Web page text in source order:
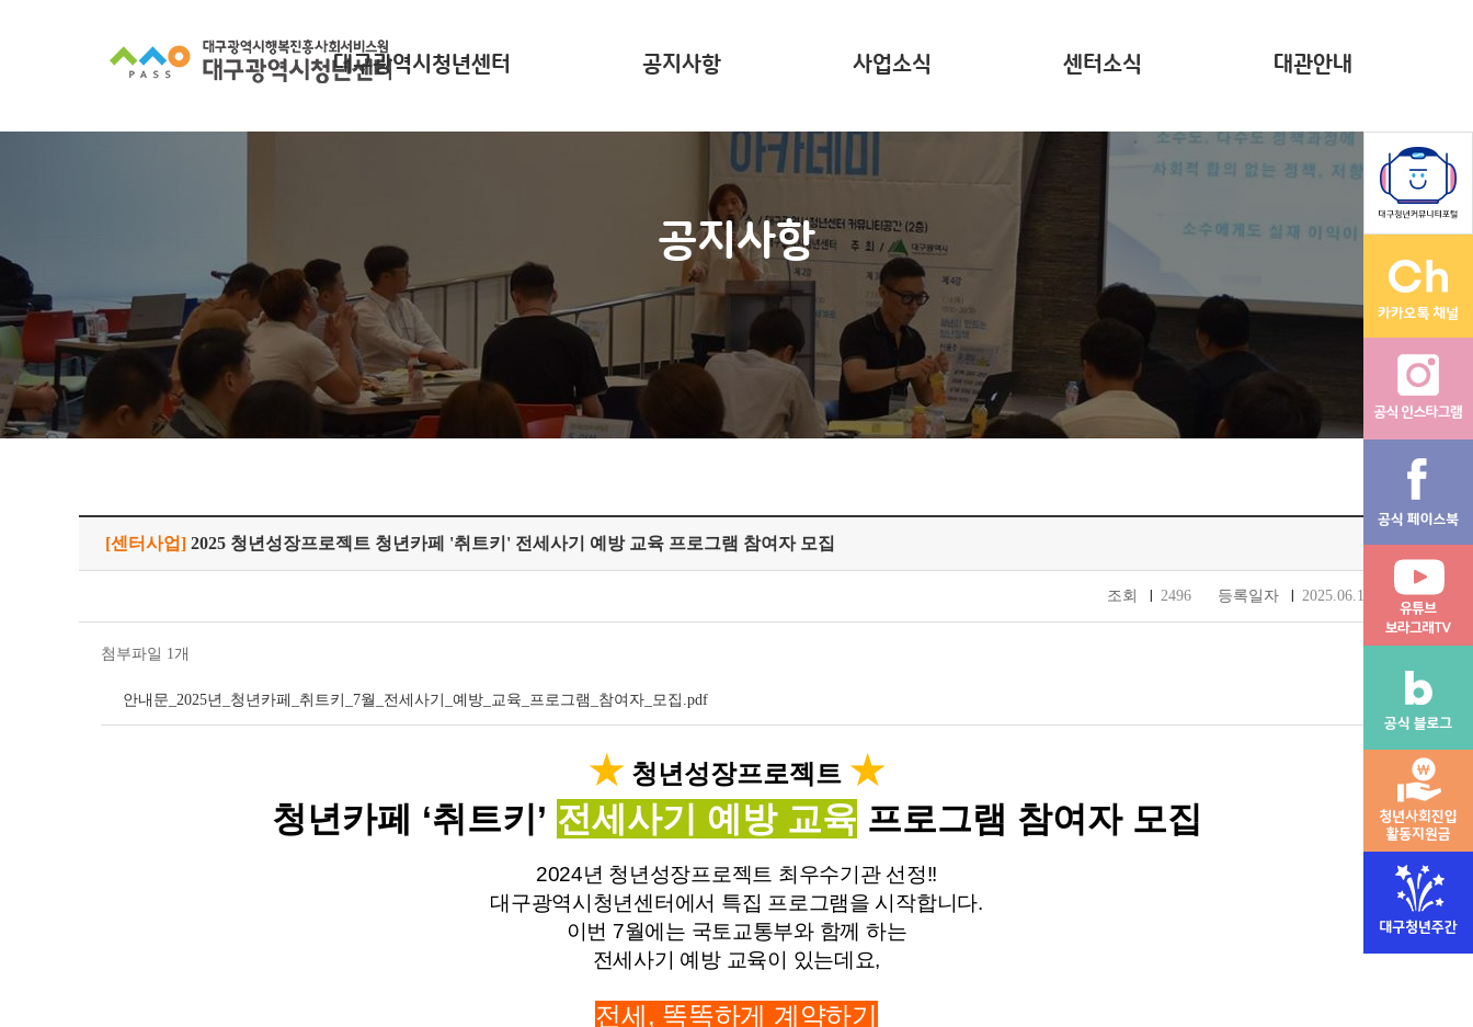
대구광역시청년센터 공지사항 사업소식 센터소식
자료집
영상
뉴스레터(~2023)
계약현황 공시
대관안내
공지사항
[센터사업] 2025 청년성장프로젝트 청년카페 '취트키' 전세사기 예방 교육 프로그램 참여자 모집
조회 2496 등록일자 2025.06.18
첨부파일 1개
안내문_2025년_청년카페_취트키_7월_전세사기_예방_교육_프로그램_참여자_모집.pdf
★ 청년성장프로젝트 ★
청년카페 ‘취트키’ 전세사기 예방 교육 프로그램 참여자 모집
2024년 청년성장프로젝트 최우수기관 선정!!
대구광역시청년센터에서 특집 프로그램을 시작합니다.
이번 7월에는 국토교통부와 함께 하는
전세사기 예방 교육이 있는데요,
전세, 똑똑하게 계약하기